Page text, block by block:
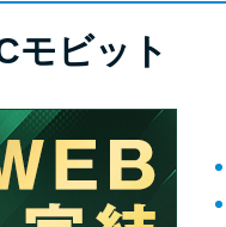
モビット